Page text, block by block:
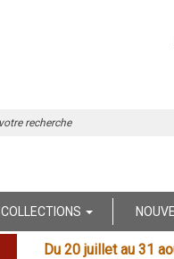
COLLECTIONS
Du 20 juillet au 31